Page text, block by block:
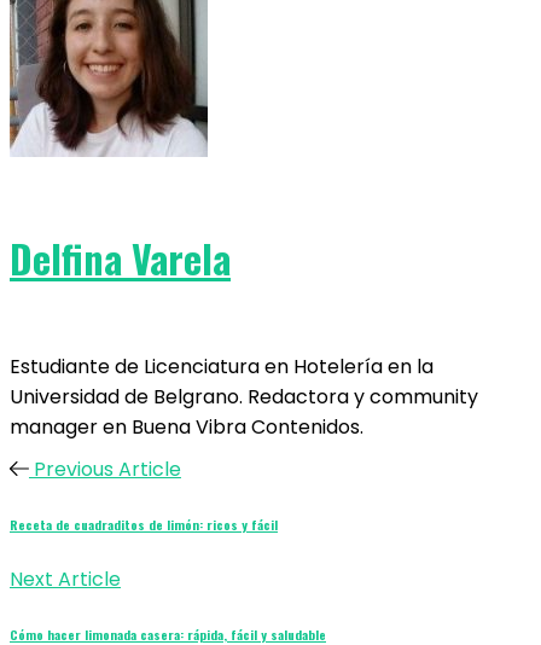
Delfina Varela
Estudiante de Licenciatura en Hotelería en la
Universidad de Belgrano. Redactora y community
manager en Buena Vibra Contenidos.
Previous Article
Receta de cuadraditos de limón: ricos y fácil
Next Article
Cómo hacer limonada casera: rápida, fácil y saludable